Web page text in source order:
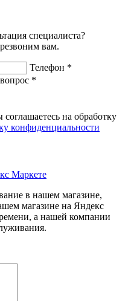
специалиста?
вам.
Телефон *
*
на обработку
конфиденциальности
Маркете
в нашем магазине,
магазине на Яндекс
а нашей компании